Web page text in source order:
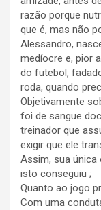
razão porque
que é, mas não
Alessandro,
medíocre e, pior
do futebol,
roda, quando
Objetivamente
foi de sangue
treinador que
exigir que ele
Assim, sua única
isto conseguiu ;
Quanto ao jogo
Com uma